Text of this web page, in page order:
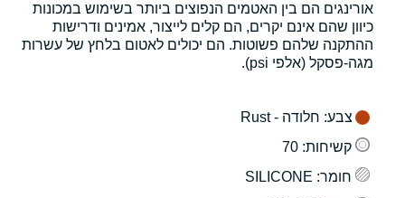
אורינגים הם בין האטמים הנפוצים ביותר בשימוש במכונות
כיוון שהם אינם יקרים, הם קלים לייצור, אמינים ודרישות
ההתקנה שלהם פשוטות. הם יכולים לאטום בלחץ של עשרות
מגה-פסקל (אלפי psi).
צבע: חלודה - Rust
קשיחות: 70
חומר: SILICONE